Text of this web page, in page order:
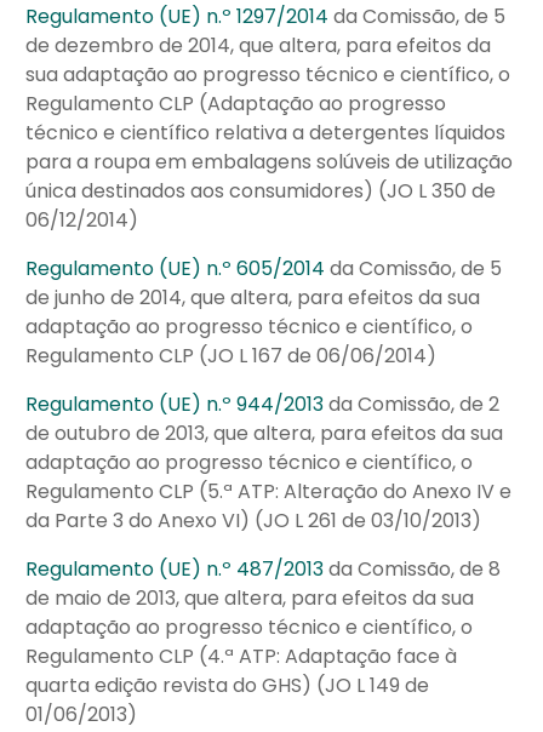
Regulamento (UE) n.º 1297/2014 da Comissão, de 5
de dezembro de 2014, que altera, para efeitos da
sua adaptação ao progresso técnico e científico, o
Regulamento CLP (Adaptação ao progresso
técnico e científico relativa a detergentes líquidos
para a roupa em embalagens solúveis de utilização
única destinados aos consumidores) (JO L 350 de
06/12/2014)
Regulamento (UE) n.º 605/2014 da Comissão, de 5
de junho de 2014, que altera, para efeitos da sua
adaptação ao progresso técnico e científico, o
Regulamento CLP (JO L 167 de 06/06/2014)
Regulamento (UE) n.º 944/2013da Comissão, de 2
de outubro de 2013, que altera, para efeitos da sua
adaptação ao progresso técnico e científico, o
Regulamento CLP (5.ª ATP: Alteração do Anexo IV e
da Parte 3 do Anexo VI) (JO L 261 de 03/10/2013)
Regulamento (UE) n.º 487/2013da Comissão, de 8
de maio de 2013, que altera, para efeitos da sua
adaptação ao progresso técnico e científico, o
Regulamento CLP (4.ª ATP: Adaptação face à
quarta edição revista do GHS) (JO L 149 de
01/06/2013)